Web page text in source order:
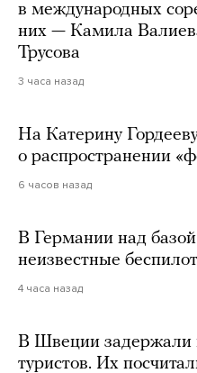
в международных
них — Камила
Трусова
3 часа назад
На Катерину
о распространении
6 часов назад
В Германии над
неизвестные
4 часа назад
В Швеции задержали
туристов. Их